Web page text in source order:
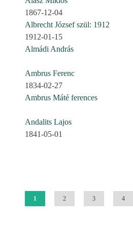
1867-12-04
Albrecht József szül: 1912
1912-01-15
Almádi András
Ambrus Ferenc
1834-02-27
Ambrus Máté ferences
Andalits Lajos
1841-05-01
Jelenlegi
oldal
1 Oldal
2 Oldal
3 Oldal
4